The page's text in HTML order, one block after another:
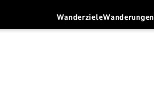
WanderzieleWanderungen